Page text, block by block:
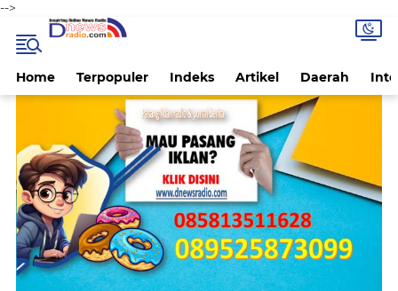
-->
Home Terpopuler Indeks Artikel Daerah